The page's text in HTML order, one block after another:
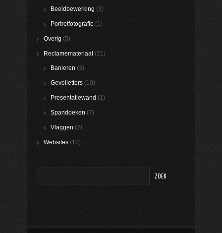
Beeldbewerking (3)
Portretfotografie (1)
Overig (5)
Reclamemateriaal (21)
Banieren (3)
Gevelletters (10)
Presentatiewand (1)
Spandoeken (7)
Vlaggen (2)
Websites (10)